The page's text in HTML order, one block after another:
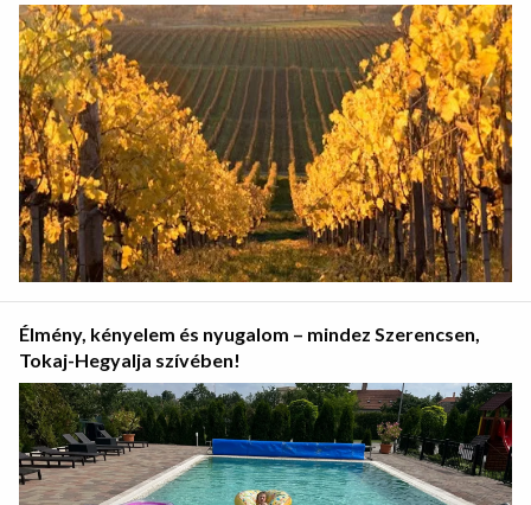
Élmény, kényelem és nyugalom – mindez Szerencsen,
Tokaj-Hegyalja szívében!